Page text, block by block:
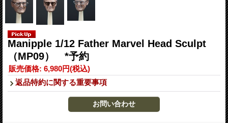
Manipple 1/12 Father Marvel Head Sculpt
（MP09） *予約
販売価格: 6,980円(税込)
返品特約に関する重要事項